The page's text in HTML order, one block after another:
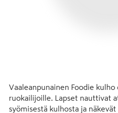
Vaaleanpunainen Foodie
ruokailijoille. Lapset nauttivat
syömisestä kulhosta ja